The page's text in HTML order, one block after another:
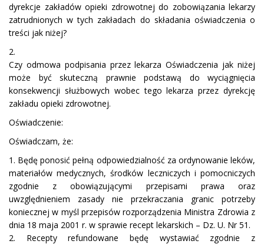
dyrekcje zakładów opieki zdrowotnej do zobowiązania lekarzy
zatrudnionych w tych zakładach do składania oświadczenia o
treści jak niżej?
2.
Czy odmowa podpisania przez lekarza Oświadczenia jak niżej
może być skuteczną prawnie podstawą do wyciągnięcia
konsekwencji służbowych wobec tego lekarza przez dyrekcję
zakładu opieki zdrowotnej.
Oświadczenie:
Oświadczam, że:
1. Będę ponosić pełną odpowiedzialność za ordynowanie leków,
materiałów medycznych, środków leczniczych i pomocniczych
zgodnie z obowiązującymi przepisami prawa oraz
uwzględnieniem zasady nie przekraczania granic potrzeby
koniecznej w myśl przepisów rozporządzenia Ministra Zdrowia z
dnia 18 maja 2001 r. w sprawie recept lekarskich – Dz. U. Nr 51.
2. Recepty refundowane będę wystawiać zgodnie z